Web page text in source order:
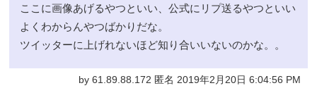
ここに画像あげるやつといい、公式にリプ送るやつといい
よくわからんやつばかりだな。
ツイッターに上げれないほど知り合いいないのかな。。
by 61.89.88.172 匿名 2019年2月20日 6:04:56 PM